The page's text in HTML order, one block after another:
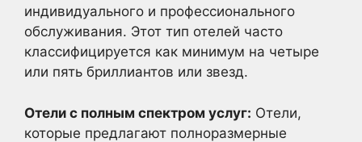
индивидуального и профессионального
обслуживания. Этот тип отелей часто
классифицируется как минимум на четыре
или пять бриллиантов или звезд.
Отели с полным спектром услуг: Отели,
которые предлагают полноразмерные